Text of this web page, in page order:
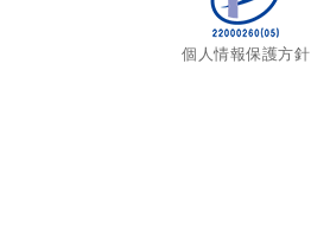
個人情報保護方針